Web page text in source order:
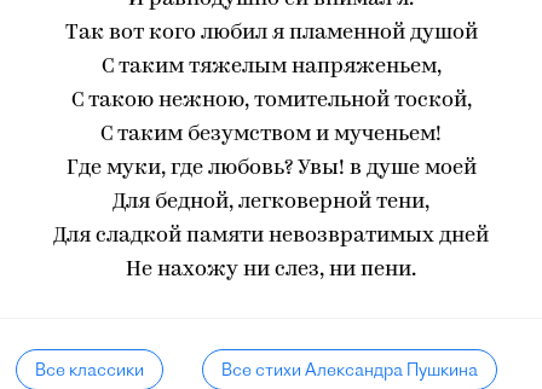
Так вот кого любил я пламенной душой
С таким тяжелым напряженьем,
С такою нежною, томительной тоской,
С таким безумством и мученьем!
Где муки, где любовь? Увы! в душе моей
Для бедной, легковерной тени,
Для сладкой памяти невозвратимых дней
Не нахожу ни слез, ни пени.
Все классики Все стихи Александра Пушкина